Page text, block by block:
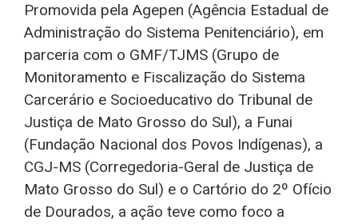
Promovida pela Agepen (Agência Estadual de
Administração do Sistema Penitenciário), em
parceria com o GMF/TJMS (Grupo de
Monitoramento e Fiscalização do Sistema
Carcerário e Socioeducativo do Tribunal de
Justiça de Mato Grosso do Sul), a Funai
(Fundação Nacional dos Povos Indígenas), a
CGJ-MS (Corregedoria-Geral de Justiça de
Mato Grosso do Sul) e o Cartório do 2º Ofício
de Dourados, a ação teve como foco a